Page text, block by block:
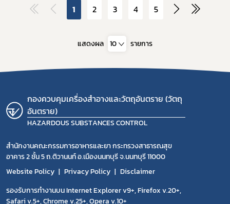
1 2 3 4 5
แสดงผล 10 รายการ
กองควบคุมเครื่องสำอางและวัตถุอันตราย (วัตถุ
อันตราย)
HAZARDOUS SUBSTANCES CONTROL
สำนักงานคณะกรรมการอาหารและยา กระทรวงสาธารณสุข
อาคาร 2 ชั้น 5 ถ.ติวานนท์ อ.เมืองนนทบุรี จ.นนทบุรี 11000
Website Policy
Privacy Policy
Disclaimer
รองรับการทำงานบน Internet Explorer v9+, Firefox v.20+,
Safari v.5+, Chrome v.25+, Opera v.10+